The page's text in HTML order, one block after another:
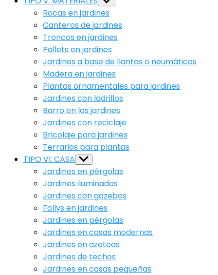
sub
menu
Rocas en jardines
Canteros de jardines
Troncos en jardines
Pallets en jardines
Jardines a base de llantas o neumáticos
Madera en jardines
Plantas ornamentales para jardines
Jardines con ladrillos
Barro en los jardines
Jardines con reciclaje
Bricolaje para jardines
Terrarios para plantas
TIPO VI: CASA Show
sub
menu
Jardines en pérgolas
Jardines iluminados
Jardines con gazebos
Follys en jardines
Jardines en pérgolas
Jardines en casas modernas
Jardines en azoteas
Jardines de techos
Jardines en casas pequeñas